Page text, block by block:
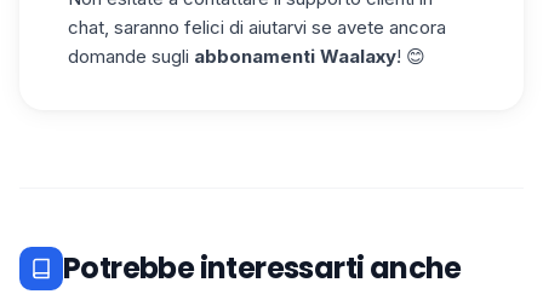
chat, saranno felici di aiutarvi se avete ancora
domande sugli abbonamenti Waalaxy! 😊
Potrebbe interessarti anche